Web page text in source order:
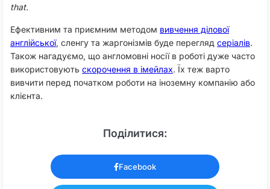
that.
Ефективним та приємним методом вивчення ділової
англійської, сленгу та жаргонізмів буде перегляд серіалів.
Також нагадуємо, що англомовні носії в роботі дуже часто
використовують скорочення в імейлах. Їх теж варто
вивчити перед початком роботи на іноземну компанію або
клієнта.
Поділитися:
Facebook